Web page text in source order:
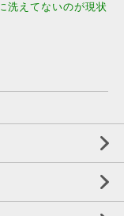
洗えてないのが現状